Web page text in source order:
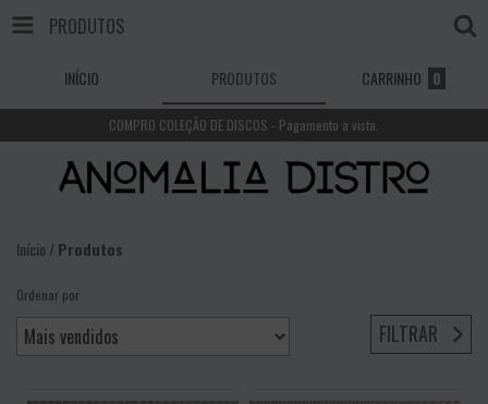
PRODUTOS
INÍCIO PRODUTOS CARRINHO 0
COMPRO COLEÇÃO DE DISCOS - Pagamento a vista.
Início /Produtos
Ordenar por
FILTRAR